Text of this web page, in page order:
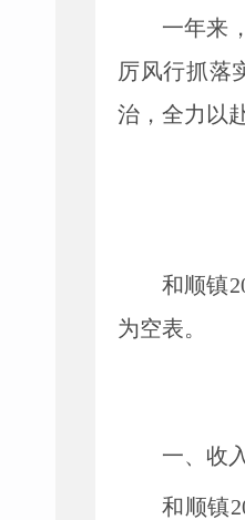
一年来
厉风行抓落
治，全力以
和顺镇
为空表。
一、收
和顺镇